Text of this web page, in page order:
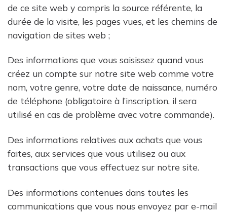
de ce site web y compris la source référente, la
durée de la visite, les pages vues, et les chemins de
navigation de sites web ;
Des informations que vous saisissez quand vous
créez un compte sur notre site web comme votre
nom, votre genre, votre date de naissance, numéro
de téléphone (obligatoire à l’inscription, il sera
utilisé en cas de problème avec votre commande).
Des informations relatives aux achats que vous
faites, aux services que vous utilisez ou aux
transactions que vous effectuez sur notre site.
Des informations contenues dans toutes les
communications que vous nous envoyez par e-mail